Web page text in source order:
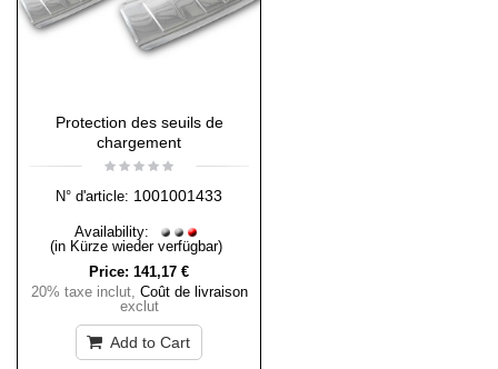
Protection des seuils de
chargement
N° d'article: 1001001433
Availability:
(in Kürze wieder verfügbar)
Price: 141,17 €
20% taxe inclut, Coût de livraison
exclut
Add to Cart